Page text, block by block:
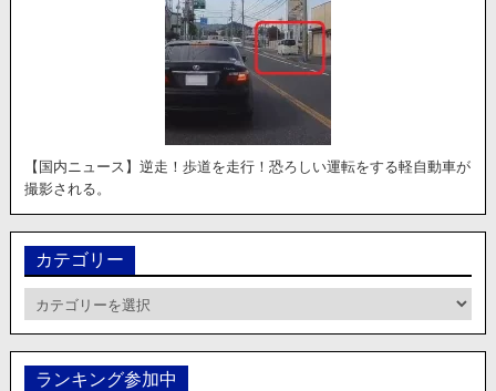
【国内ニュース】逆走！歩道を走行！恐ろしい運転をする軽自動車が
撮影される。
カテゴリー
テ
リ
ランキング参加中